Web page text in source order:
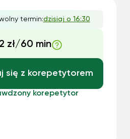
termin:dzisiaj o 16:30
zł/60 min
się z korepetytorem
korepetytor